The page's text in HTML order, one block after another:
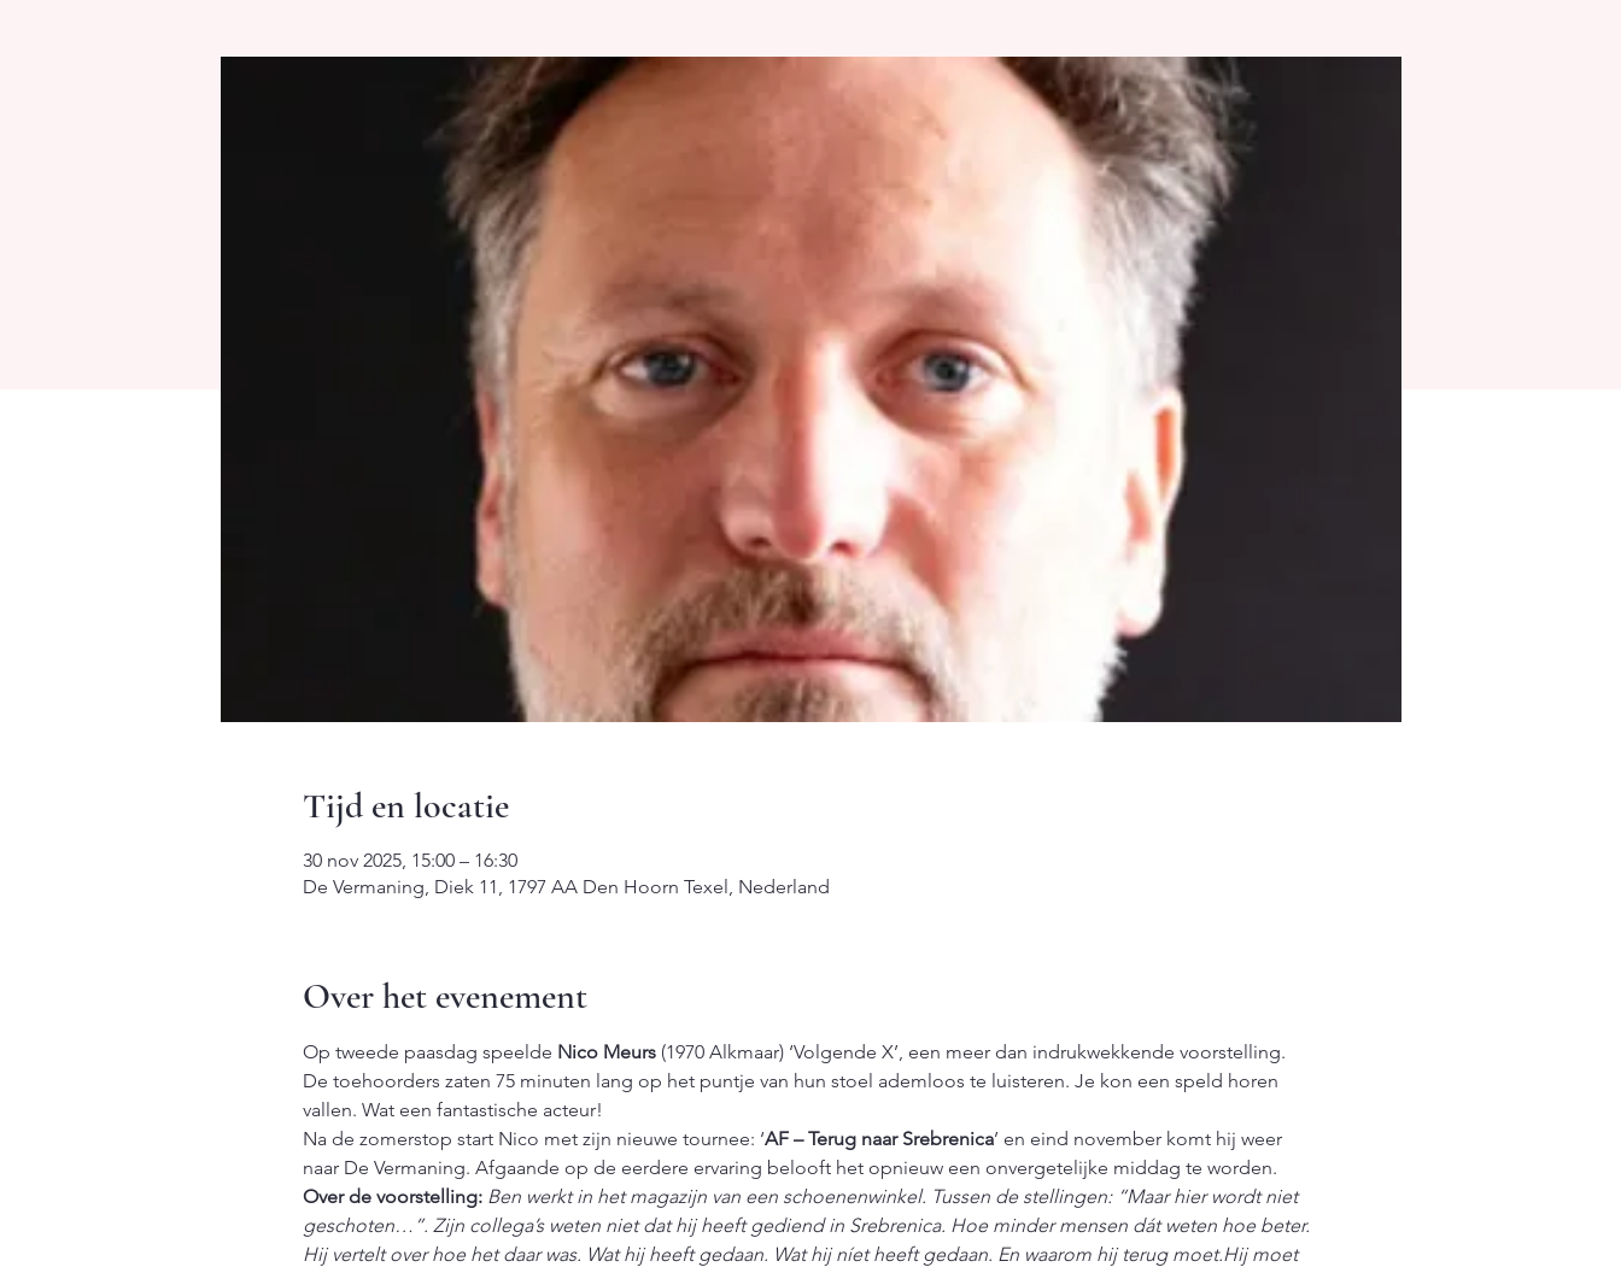
Tijd en locatie
30 nov 2025, 15:00 – 16:30
De Vermaning, Diek 11, 1797 AA Den Hoorn Texel, Nederland
Over het evenement
Op tweede paasdag speelde Nico Meurs (1970 Alkmaar) ‘Volgende X’, een meer dan indrukwekkende voorstelling.
De toehoorders zaten 75 minuten lang op het puntje van hun stoel ademloos te luisteren. Je kon een speld horen
vallen. Wat een fantastische acteur!
Na de zomerstop start Nico met zijn nieuwe tournee: ‘AF – Terug naar Srebrenica’ en eind november komt hij weer
naar De Vermaning. Afgaande op de eerdere ervaring belooft het opnieuw een onvergetelijke middag te worden.
Over de voorstelling: Ben werkt in het magazijn van een schoenenwinkel. Tussen de stellingen: “Maar hier wordt niet
geschoten…”. Zijn collega’s weten niet dat hij heeft gediend in Srebrenica. Hoe minder mensen dát weten hoe beter.
Hij vertelt over hoe het daar was. Wat hij heeft gedaan. Wat hij níet heeft gedaan. En waarom hij terug moet.Hij moet